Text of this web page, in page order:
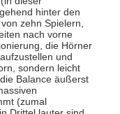
hinter den
zehn Spielern,
nach vorne
die Hörner
und
sondern leicht
Balance äußerst
(zumal